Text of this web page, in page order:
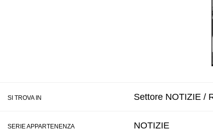
SI TROVA IN Settore NOTIZIE /
SERIE APPARTENENZA NOTIZIE